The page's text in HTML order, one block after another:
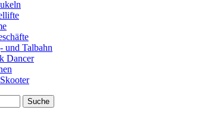
und Talbahn
Dancer